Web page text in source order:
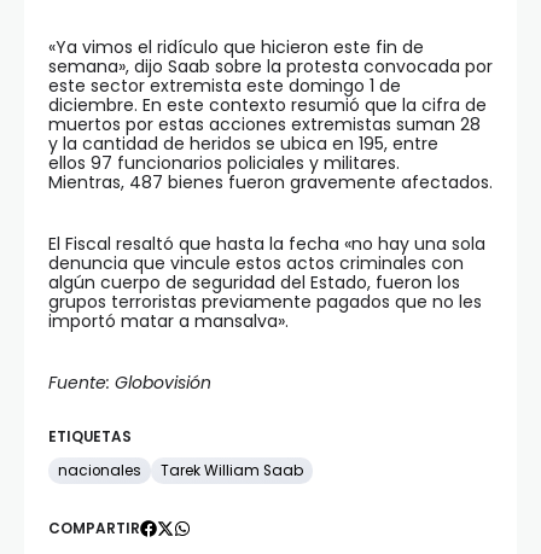
«Ya vimos el ridículo que hicieron este fin de
semana», dijo Saab sobre la protesta convocada por
este sector extremista este domingo 1 de
diciembre. En este contexto resumió que la cifra de
muertos por estas acciones extremistas suman 28
y la cantidad de heridos se ubica en 195, entre
ellos 97 funcionarios policiales y militares.
Mientras, 487 bienes fueron gravemente afectados.
El Fiscal resaltó que hasta la fecha «no hay una sola
denuncia que vincule estos actos criminales con
algún cuerpo de seguridad del Estado, fueron los
grupos terroristas previamente pagados que no les
importó matar a mansalva».
Fuente: Globovisión
ETIQUETAS
nacionales
Tarek William Saab
COMPARTIR